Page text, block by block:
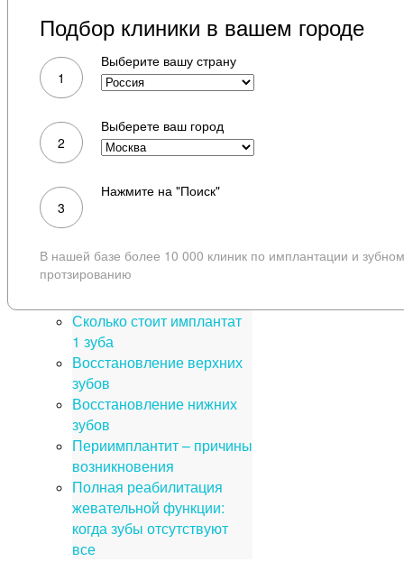
зубов
имплантации
Имплантация ROOTT
Resmile
Птеригоидные импланты
Акции на зубные
имплантаты
Сколько стоит имплантат
1 зуба
Восстановление верхних
зубов
Восстановление нижних
зубов
Периимплантит – причины
возникновения
Полная реабилитация
жевательной функции:
когда зубы отсутствуют
все
Подбор клиники в вашем городе
1
Выберите вашу страну
2
Выберете ваш город
3
Нажмите на "Поиск"
В нашей базе более 10 000 клиник по имплантации и
протзированию